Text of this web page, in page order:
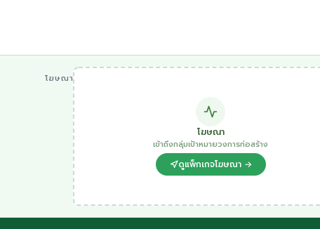
โฆษณา
โฆษณา
เข้าถึงกลุ่มเป้าหมายวงการก่อสร้าง
ดูแพ็กเกจโฆษณา →